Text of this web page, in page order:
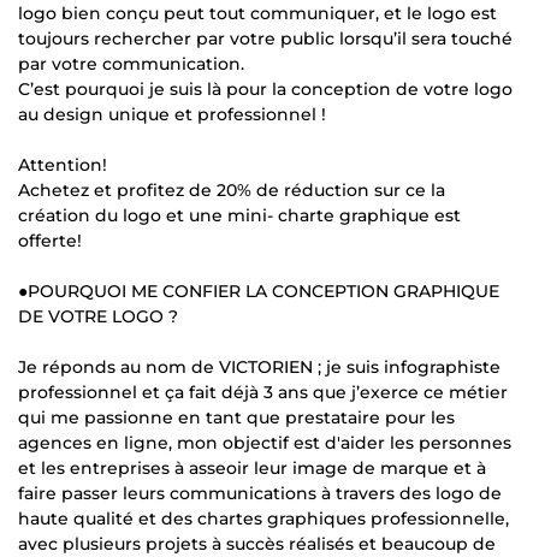
logo bien conçu peut tout communiquer, et le logo est
toujours rechercher par votre public lorsqu’il sera touché
par votre communication.
C’est pourquoi je suis là pour la conception de votre logo
au design unique et professionnel !
Attention!
Achetez et profitez de 20% de réduction sur ce la
création du logo et une mini- charte graphique est
offerte!
●POURQUOI ME CONFIER LA CONCEPTION GRAPHIQUE
DE VOTRE LOGO ?
Je réponds au nom de VICTORIEN ; je suis infographiste
professionnel et ça fait déjà 3 ans que j’exerce ce métier
qui me passionne en tant que prestataire pour les
agences en ligne, mon objectif est d'aider les personnes
et les entreprises à asseoir leur image de marque et à
faire passer leurs communications à travers des logo de
haute qualité et des chartes graphiques professionnelle,
avec plusieurs projets à succès réalisés et beaucoup de